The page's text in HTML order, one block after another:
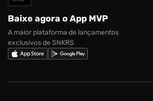
Nike Shox
Regulamento CRM/ CASHBACK
Regulamento Cupom
Baixe agora o App MVP
A maior plataforma de lançamentos
exclusivos de SNKRS